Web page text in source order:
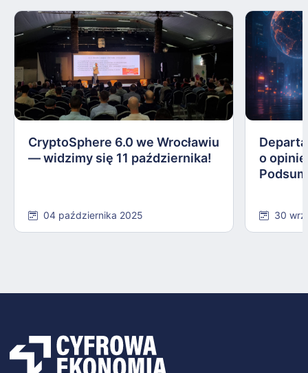
CryptoSphere 6.0 we Wrocławiu
— widzimy się 11 października!
04 października 2025
o opinie
30